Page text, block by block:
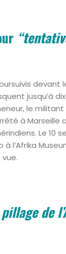
jusqu’à
le militant
à Marseille
Le 10
l’Afrika
de